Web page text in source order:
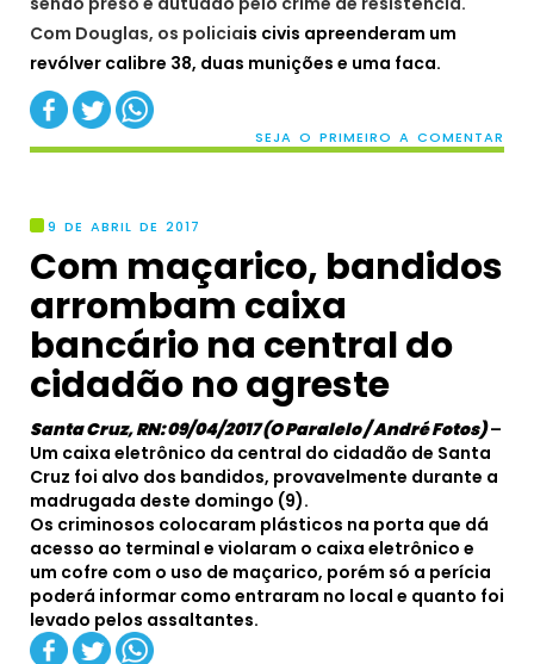
Com Douglas, os policiais civis apreenderam um
revólver calibre 38, duas munições e uma faca.
SEJA O PRIMEIRO A COMENTAR
9 DE ABRIL DE 2017
Com maçarico, bandidos
arrombam caixa
bancário na central do
cidadão no agreste
Santa Cruz, RN: 09/04/2017 (O Paralelo / André Fotos) –
Um caixa eletrônico da central do cidadão de Santa
Cruz foi alvo dos bandidos, provavelmente durante a
madrugada deste domingo (9).
Os criminosos colocaram plásticos na porta que dá
acesso ao terminal e violaram o caixa eletrônico e
um cofre com o uso de maçarico, porém só a perícia
poderá informar como entraram no local e quanto foi
levado pelos assaltantes.